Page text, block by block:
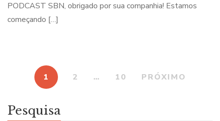
PODCAST SBN, obrigado por sua companhia! Estamos
começando […]
1 2 … 10 PRÓXIMO
Pesquisa